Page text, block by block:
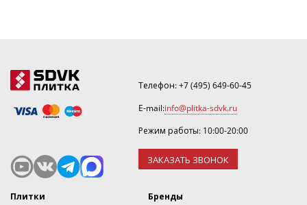
Телефон:+7 (495) 649-60-45
E-mail:info@plitka-sdvk.ru
Режим работы: 10:00-20:00
ЗАКАЗАТЬ ЗВОНОК
Плитки
Бренды